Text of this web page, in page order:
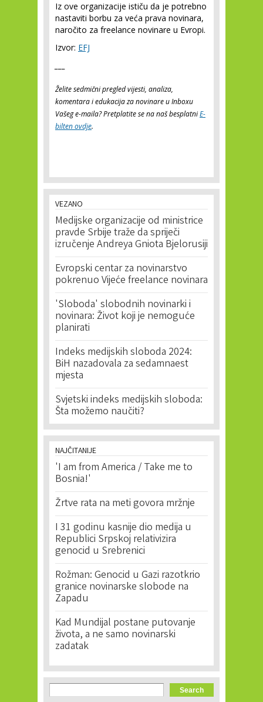
Iz ove organizacije ističu da je potrebno
nastaviti borbu za veća prava novinara,
naročito za freelance novinare u Evropi.
Izvor: EFJ
Želite sedmični pregled vijesti, analiza,
komentara i edukacija za novinare u Inboxu
Vašeg e-maila? Pretplatite se na naš besplatniE-
bilten ovdje.
VEZANO
Medijske organizacije od ministrice
pravde Srbije traže da spriječi
izručenje Andreya Gniota Bjelorusiji
Evropski centar za novinarstvo
pokrenuo Vijeće freelance novinara
'Sloboda' slobodnih novinarki i
novinara: Život koji je nemoguće
planirati
Indeks medijskih sloboda 2024:
BiH nazadovala za sedamnaest
mjesta
Svjetski indeks medijskih sloboda:
Šta možemo naučiti?
NAJČITANIJE
'I am from America / Take me to
Bosnia!'
Žrtve rata na meti govora mržnje
I 31 godinu kasnije dio medija u
Republici Srpskoj relativizira
genocid u Srebrenici
Rožman: Genocid u Gazi razotkrio
granice novinarske slobode na
Zapadu
Kad Mundijal postane putovanje
života, a ne samo novinarski
zadatak
Search form
Search